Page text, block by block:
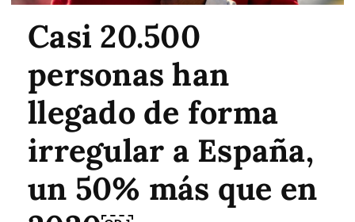
Casi 20.500
personas han
llegado de forma
irregular a España,
un 50% más que en